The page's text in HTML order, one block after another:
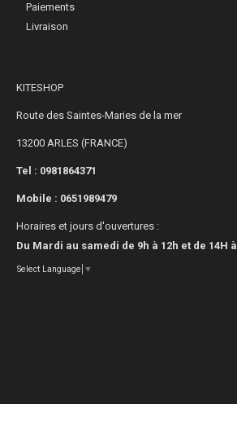
Paiements
Livraison
KITESHOP
Route des Saintes-Maries de la mer
13200 ARLES (FRANCE)
Tel : 0981864371
Mobile : 0651989479
Horaires et jours d'ouvertures :
Du Mardi au samedi de 9h à 12h et de 14H
Select Language ▼